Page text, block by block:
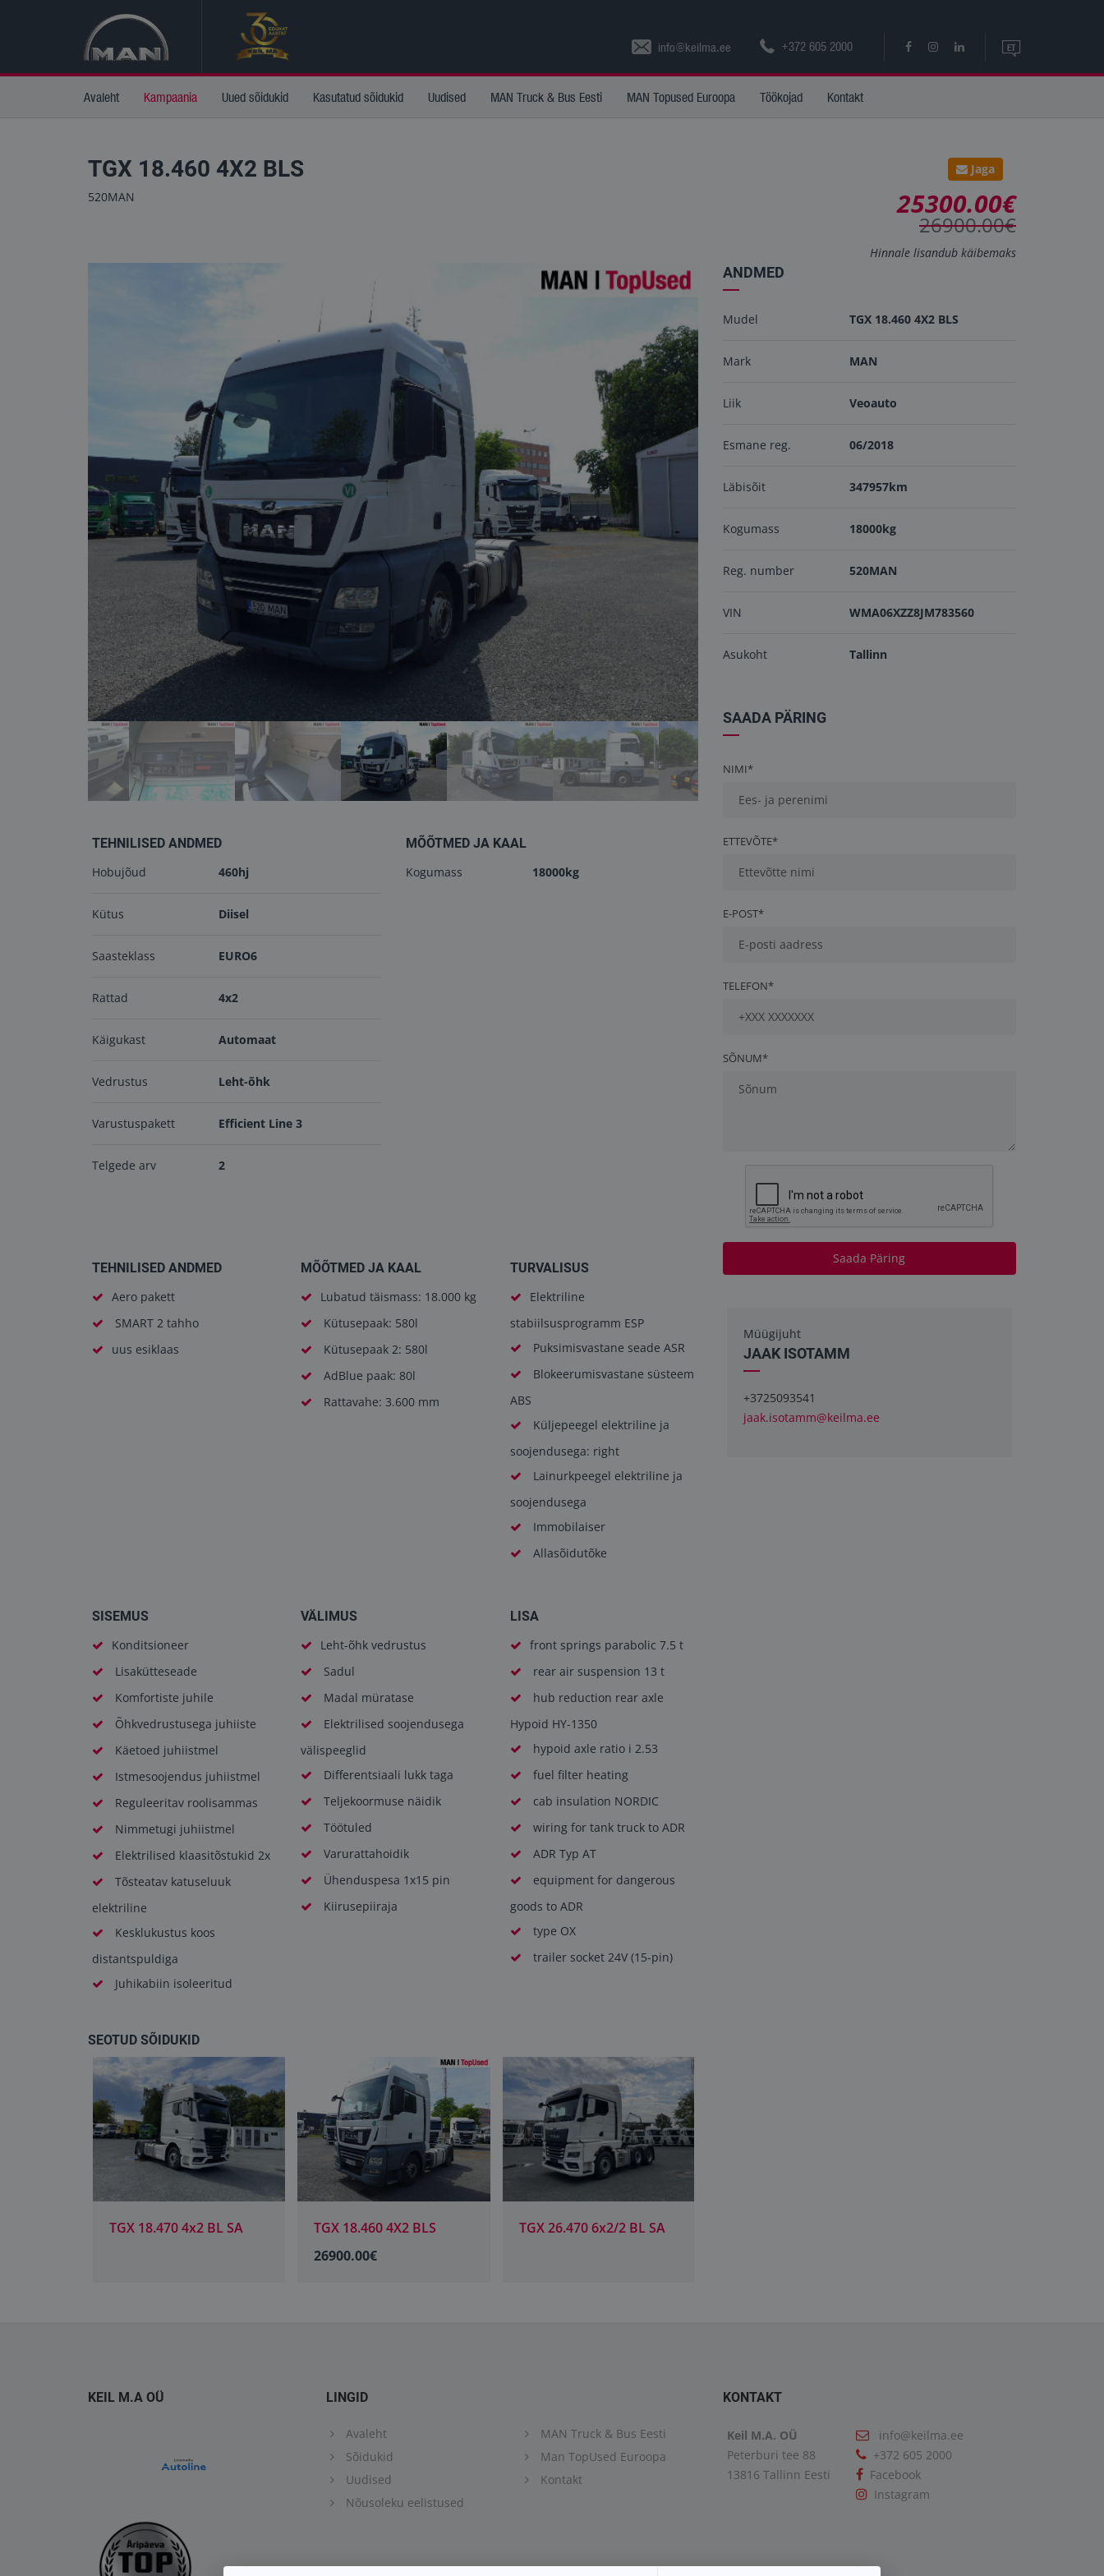
info@keilma.ee +372 605 2000 ET
Avaleht Kampaania Uued sõidukid Kasutatud sõidukid Uudised MAN Truck & Bus Eesti MAN Topused Euroopa Töökojad Kontakt
TGX 18.460 4X2 BLS
520MAN
Jaga
25300.00€
26900.00€
Hinnale lisandub käibemaks
TEHNILISED ANDMED
Hobujõud
460hj
Kütus Diisel
Saasteklass EURO6
Rattad 4x2
Käigukast Automaat
Vedrustus Leht-õhk
Varustuspakett Efficient Line 3
Telgede arv 2
MÕÕTMED JA KAAL
Kogumass
18000kg
TEHNILISED ANDMED
Aero pakett
SMART 2 tahho
uus esiklaas
MÕÕTMED JA KAAL
Lubatud täismass: 18.000 kg
Kütusepaak: 580l
Kütusepaak 2: 580l
AdBlue paak: 80l
Rattavahe: 3.600 mm
TURVALISUS
Elektriline
stabiilsusprogramm ESP
Puksimisvastane seade ASR
Blokeerumisvastane süsteem
ABS
Küljepeegel elektriline ja
soojendusega: right
Lainurkpeegel elektriline ja
soojendusega
Immobilaiser
Allasõidutõke
SISEMUS
Konditsioneer
Lisakütteseade
Komfortiste juhile
Õhkvedrustusega juhiiste
Käetoed juhiistmel
Istmesoojendus juhiistmel
Reguleeritav roolisammas
Nimmetugi juhiistmel
Elektrilised klaasitõstukid 2x
Tõsteatav katuseluuk
elektriline
Kesklukustus koos
distantspuldiga
Juhikabiin isoleeritud
VÄLIMUS
Leht-õhk vedrustus
Sadul
Madal müratase
Elektrilised soojendusega
välispeeglid
Differentsiaali lukk taga
Teljekoormuse näidik
Töötuled
Varurattahoidik
Ühenduspesa 1x15 pin
Kiirusepiiraja
LISA
front springs parabolic 7.5 t
rear air suspension 13 t
hub reduction rear axle
Hypoid HY-1350
hypoid axle ratio i 2.53
fuel filter heating
cab insulation NORDIC
wiring for tank truck to ADR
ADR Typ AT
equipment for dangerous
goods to ADR
type OX
trailer socket 24V (15-pin)
SEOTUD SÕIDUKID
TGX 18.470 4x2 BL SA
TGX 18.460 4X2 BLS
26900.00€
TGX 26.470 6x2/2 BL SA
ANDMED
Mudel TGX 18.460 4X2 BLS
Mark MAN
Liik Veoauto
Esmane reg. 06/2018
Läbisõit 347957km
Kogumass 18000kg
Reg. number 520MAN
VIN WMA06XZZ8JM783560
Asukoht Tallinn
SAADA PÄRING
NIMI*
ETTEVÕTE*
E-POST*
TELEFON*
SÕNUM*
Saada Päring
Müügijuht
JAAK ISOTAMM
+3725093541
jaak.isotamm@keilma.ee
KEIL M.A OÜ LINGID
Avaleht
Sõidukid
Uudised
Nõusoleku eelistused
MAN Truck & Bus Eesti
Man TopUsed Euroopa
Kontakt
KONTAKT
Keil M.A. OÜ
Peterburi tee 88
13816 Tallinn Eesti
info@keilma.ee
+372 605 2000
Facebook
Instagram